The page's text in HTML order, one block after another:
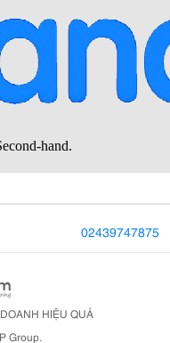
02439747875
HIỆU QUẢ
Group.